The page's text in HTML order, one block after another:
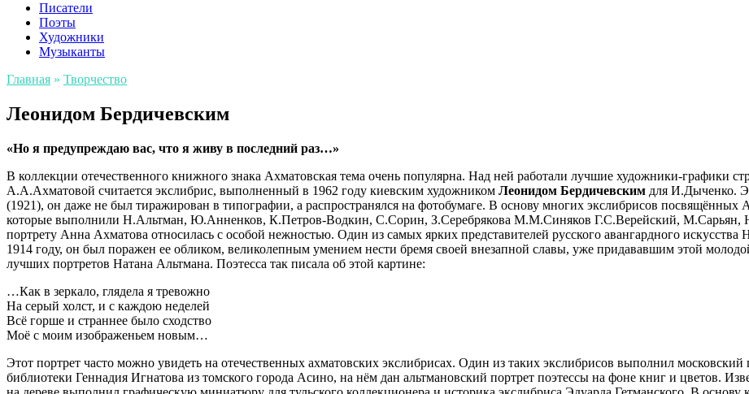
Писатели
Поэты
Художники
Музыканты
Главная » Творчество
Леонидом Бердичевским
«Но я предупреждаю вас, что я живу в последний раз…»
В коллекции отечественного книжного знака Ахматовская тема очень популярна. Над ней работали лучшие художники-графики
А.А.Ахматовой считается экслибрис, выполненный в 1962 году киевским художником Леонидом Бердичевским для И.Дыченко.
(1921), он даже не был тиражирован в типографии, а распространялся на фотобумаге. В основу многих экслибрисов
которые выполнили Н.Альтман, Ю.Анненков, К.Петров-Водкин, С.Сорин, З.Серебрякова М.М.Синяков Г.С.Верейский, М.Сарьян,
портрету Анна Ахматова относилась с особой нежностью. Один из самых ярких представителей русского авангардного искусства
1914 году, он был поражен ее обликом, великолепным умением нести бремя своей внезапной славы, уже придававшим этой
лучших портретов Натана Альтмана. Поэтесса так писала об этой картине:
…Как в зеркало, глядела я тревожно
На серый холст, и с каждою неделей
Всё горше и страннее было сходство
Моё с моим изображеньем новым…
Этот портрет часто можно увидеть на отечественных ахматовских экслибрисах. Один из таких экслибрисов выполнил московский
библиотеки Геннадия Игнатова из томского города Асино, на нём дан альтмановский портрет поэтессы на фоне книг и цветов.